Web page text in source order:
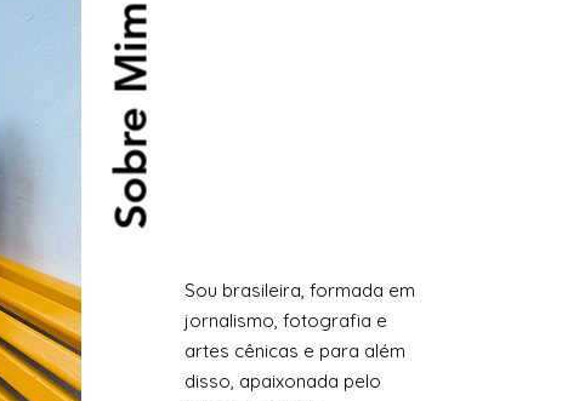
Sobre Mim
Sou brasileira, formada em
jornalismo, fotografia e
artes cênicas e para além
disso, apaixonada pelo